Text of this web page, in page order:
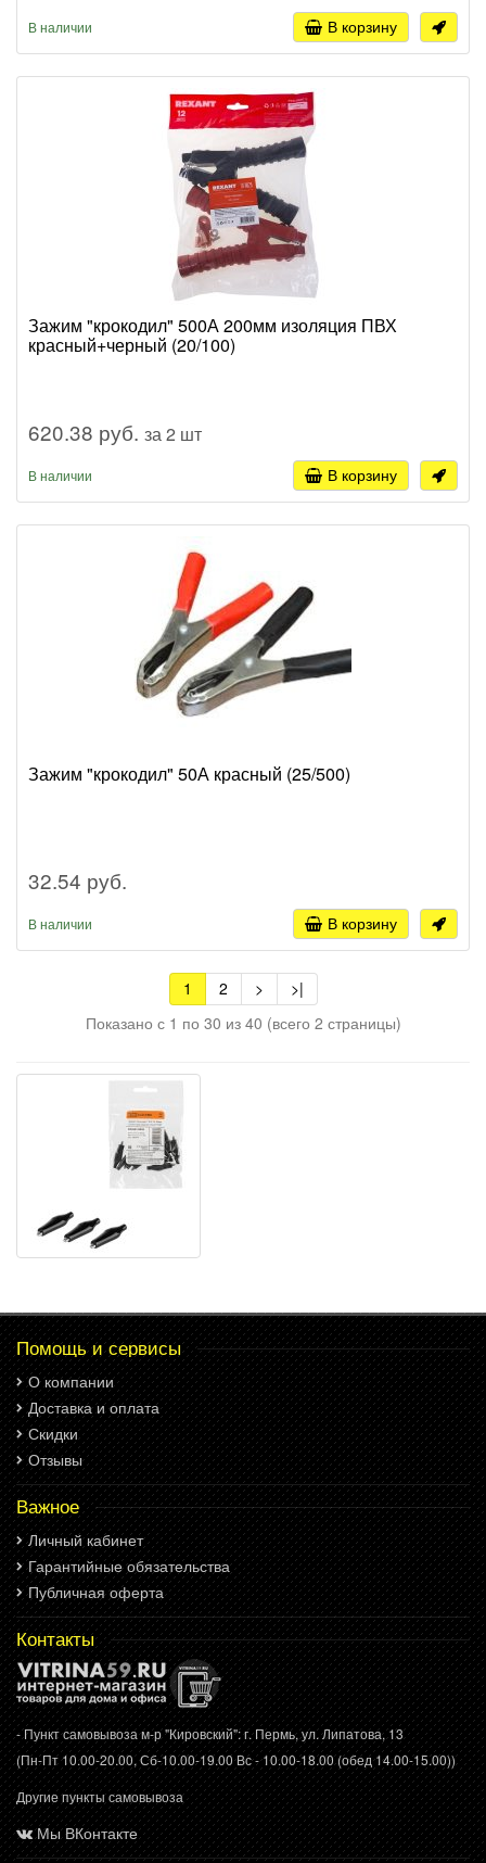
В наличии В корзину
Зажим "крокодил" 500А 200мм изоляция ПВХ
красный+черный (20/100)
620.38 руб. за 2 шт
В наличии В корзину
Зажим "крокодил" 50А красный (25/500)
32.54 руб.
В наличии В корзину
1 2 >
>|
Показано с 1 по 30 из 40 (всего 2 страницы)
Помощь и сервисы
О компании
Доставка и оплата
Скидки
Отзывы
Важное
Личный кабинет
Гарантийные обязательства
Публичная оферта
Контакты
- Пункт самовывоза м-р "Кировский": г. Пермь, ул. Липатова, 13
(Пн-Пт 10.00-20.00, Сб-10.00-19.00 Вс - 10.00-18.00 (обед 14.00-15.00))
Другие пункты самовывоза
Мы ВКонтакте